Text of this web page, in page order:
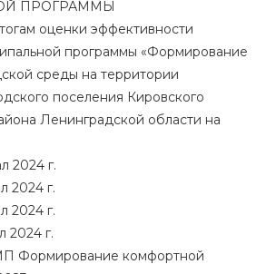
ПРОГРАММЫ
оценки эффективности
программы «Формирование
среды на территории
поселения Кировского
Ленинградской области на
2024 г.
2024 г.
2024 г.
2024 г.
Формирование комфортной